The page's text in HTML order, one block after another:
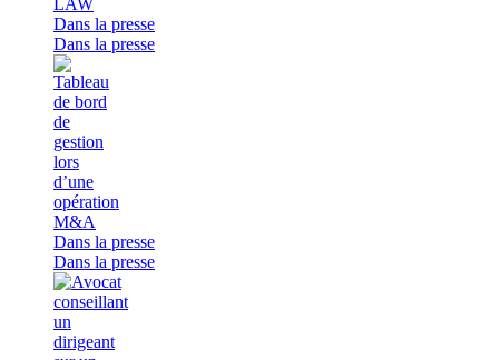
Dans la presse
Dans la presse
Dans la presse
Dans la presse